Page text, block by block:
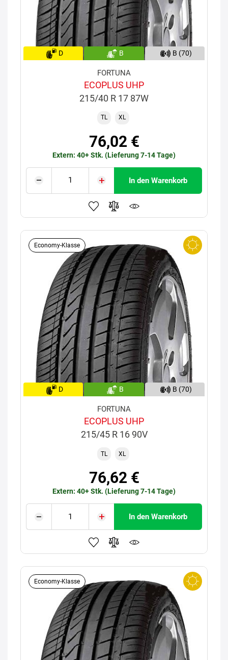
D B B (70)
FORTUNA
ECOPLUS UHP
215/40 R 17 87W
TL XL
76,02 €
Extern: 40+ Stk. (Lieferung 7-14 Tage)
In den Warenkorb
Economy-Klasse
D B B (70)
FORTUNA
ECOPLUS UHP
215/45 R 16 90V
TL XL
76,62 €
Extern: 40+ Stk. (Lieferung 7-14 Tage)
In den Warenkorb
Economy-Klasse